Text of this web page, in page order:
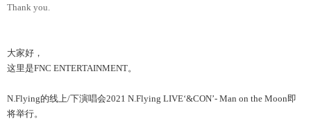
Thank you.
大家好，
这里是FNC ENTERTAINMENT。
N.Flying的线上/下演唱会2021 N.Flying LIVE‘&CON’- Man on the Moon即
将举行。